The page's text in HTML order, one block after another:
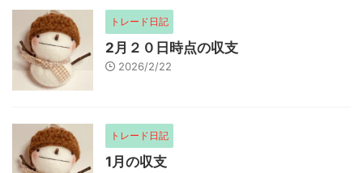
トレード日記
2月２０日時点の収支
2026/2/22
トレード日記
1月の収支